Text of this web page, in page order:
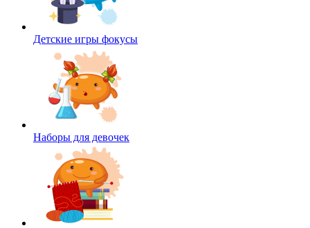
Детские игры фокусы
Наборы для девочек